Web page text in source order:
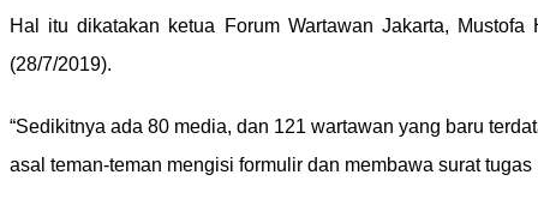
Hal itu dikatakan ketua Forum Wartawan Jakarta,
(28/7/2019).
“Sedikitnya ada 80 media, dan 121 wartawan yang baru
asal teman-teman mengisi formulir dan membawa surat